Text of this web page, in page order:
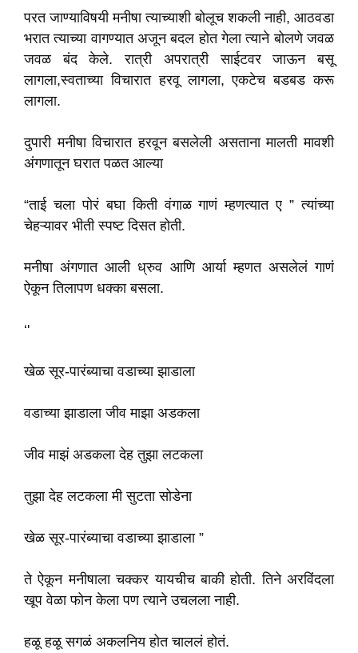
परत जाण्याविषयी मनीषा त्याच्याशी बोलूच शकली नाही, आठवडा
भरात त्याच्या वागण्यात अजून बदल होत गेला त्याने बोलणे जवळ
जवळ बंद केले. रात्री अपरात्री साईटवर जाऊन बसू
लागला,स्वताच्या विचारात हरवू लागला, एकटेच बडबड करू
लागला.
दुपारी मनीषा विचारात हरवून बसलेली असताना मालती मावशी
अंगणातून घरात पळत आल्या
“ताई चला पोरं बघा किती वंगाळ गाणं म्हणत्यात ए ” त्यांच्या
चेहऱ्यावर भीती स्पष्ट दिसत होती.
मनीषा अंगणात आली ध्रुव आणि आर्या म्हणत असलेलं गाणं
ऐकून तिलापण धक्का बसला.
‘'
खेळ सूर-पारंब्याचा वडाच्या झाडाला
वडाच्या झाडाला जीव माझा अडकला
जीव माझं अडकला देह तुझा लटकला
तुझा देह लटकला मी सुटता सोडेना
खेळ सूर-पारंब्याचा वडाच्या झाडाला ”
ते ऐकून मनीषाला चक्कर यायचीच बाकी होती. तिने अरविंदला
खूप वेळा फोन केला पण त्याने उचलला नाही.
हळू हळू सगळं अकलनिय होत चाललं होतं.